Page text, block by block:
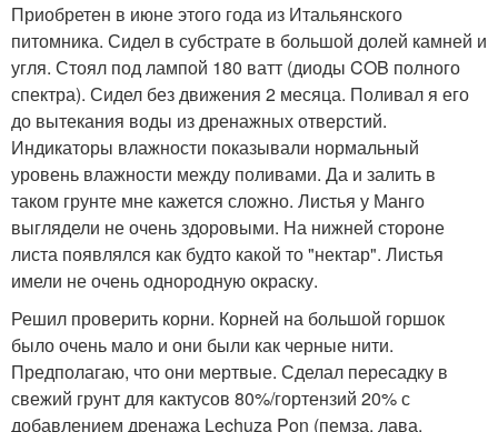
Приобретен в июне этого года из Итальянского
питомника. Сидел в субстрате в большой долей камней и
угля. Стоял под лампой 180 ватт (диоды COB полного
спектра). Сидел без движения 2 месяца. Поливал я его
до вытекания воды из дренажных отверстий.
Индикаторы влажности показывали нормальный
уровень влажности между поливами. Да и залить в
таком грунте мне кажется сложно. Листья у Манго
выглядели не очень здоровыми. На нижней стороне
листа появлялся как будто какой то "нектар". Листья
имели не очень однородную окраску.
Решил проверить корни. Корней на большой горшок
было очень мало и они были как черные нити.
Предполагаю, что они мертвые. Сделал пересадку в
свежий грунт для кактусов 80%/гортензий 20% с
добавлением дренажа Lechuza Pon (пемза, лава,